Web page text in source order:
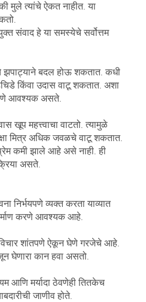
मुले त्यांचे ऐकत नाहीत. या
संवाद हे या समस्येचे सर्वोत्तम
झपाट्याने बदल होऊ शकतात. कधी
किंवा उदास वाटू शकतात. अशा
आवश्यक असते.
खूप महत्त्वाचा वाटतो. त्यामुळे
मित्र अधिक जवळचे वाटू शकतात.
कमी झाले आहे असे नाही. ही
असते.
निर्भयपणे व्यक्त करता याव्यात
करणे आवश्यक आहे.
शांतपणे ऐकून घेणे गरजेचे आहे.
घेणारा कान हवा असतो.
आणि मर्यादा ठेवणेही तितकेच
जाणीव होते.